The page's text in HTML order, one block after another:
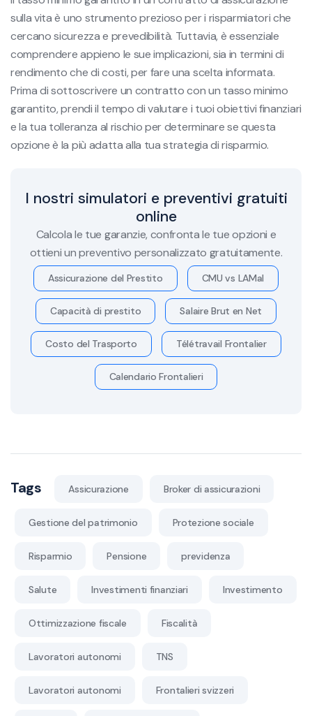
sulla vita è uno strumento prezioso per i risparmiatori che
cercano sicurezza e prevedibilità. Tuttavia, è essenziale
comprendere appieno le sue implicazioni, sia in termini di
rendimento che di costi, per fare una scelta informata.
Prima di sottoscrivere un contratto con un tasso minimo
garantito, prendi il tempo di valutare i tuoi obiettivi finanziari
e la tua tolleranza al rischio per determinare se questa
opzione è la più adatta alla tua strategia di risparmio.
I nostri simulatori e preventivi gratuiti
online
Calcola le tue garanzie, confronta le tue opzioni e
ottieni un preventivo personalizzato gratuitamente.
Assicurazione del Prestito CMU vs LAMal
Capacità di prestito Salaire Brut en Net
Costo del Trasporto Télétravail Frontalier
Calendario Frontalieri
Tags Assicurazione Broker di assicurazioni
Gestione del patrimonio Protezione sociale
Risparmio Pensione previdenza
Salute Investimenti finanziari Investimento
Ottimizzazione fiscale Fiscalità
Lavoratori autonomi TNS
Lavoratori autonomi Frontalieri svizzeri